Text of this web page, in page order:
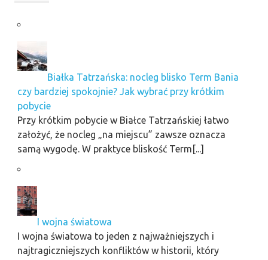
Białka Tatrzańska: nocleg blisko Term Bania
czy bardziej spokojnie? Jak wybrać przy krótkim
pobycie
Przy krótkim pobycie w Białce Tatrzańskiej łatwo
założyć, że nocleg „na miejscu” zawsze oznacza
samą wygodę. W praktyce bliskość Term[...]
I wojna światowa
I wojna światowa to jeden z najważniejszych i
najtragiczniejszych konfliktów w historii, który